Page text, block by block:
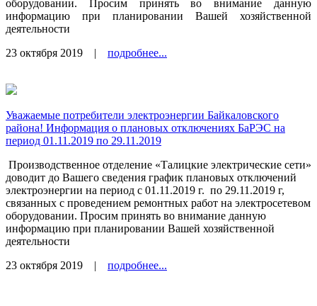
оборудовании. Просим принять во внимание данную
информацию при планировании Вашей хозяйственной
деятельности
23 октября 2019 | подробнее...
Уважаемые потребители электроэнергии Байкаловского
района! Информация о плановых отключениях БаРЭС на
период 01.11.2019 по 29.11.2019
Производственное отделение «Талицкие электрические сети»
доводит до Вашего сведения график плановых отключений
электроэнергии на период с 01.11.2019 г. по 29.11.2019 г,
связанных с проведением ремонтных работ на электросетевом
оборудовании. Просим принять во внимание данную
информацию при планировании Вашей хозяйственной
деятельности
23 октября 2019 | подробнее...